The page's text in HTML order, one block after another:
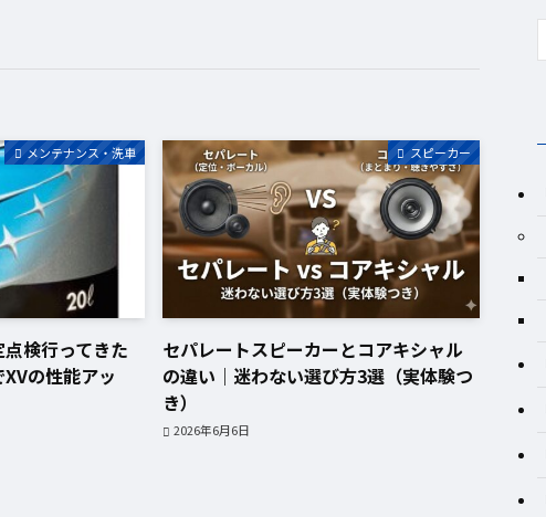
メンテナンス・洗車
検行ってきた
の性能アッ
スピーカー
セパレートスピーカーとコアキシャル
の違い｜迷わない選び方3選（実体験つ
き）
2026年6月6日